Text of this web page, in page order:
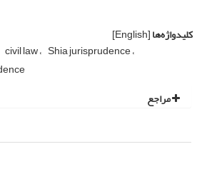
کلیدواژه‌ها[English]
civil law Shia jurisprudence
مراجع